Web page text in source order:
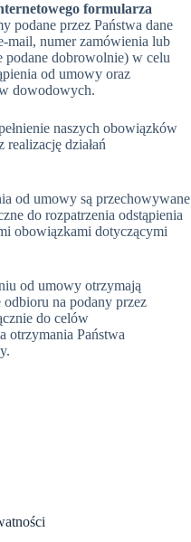
formularza
podane przez Państwa dane
mail, numer zamówienia lub
podane dobrowolnie) w celu
od umowy oraz
dowodowych.
naszych obowiązków
działań
od umowy są przechowywane
do rozpatrzenia odstąpienia
obowiązkami dotyczącymi
od umowy otrzymają
na podany przez
do celów
otrzymania Państwa